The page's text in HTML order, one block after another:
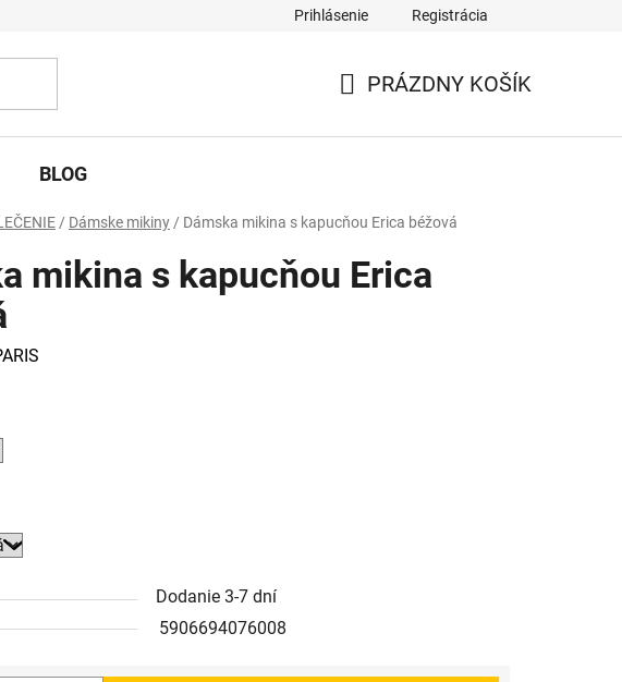
Prihlásenie Registrácia
PRÁZDNY KOŠÍK
BLOG
/ Dámske mikiny / Dámska mikina s kapucňou Erica béžová
mikina s kapucňou Erica
Dodanie 3-7 dní
5906694076008